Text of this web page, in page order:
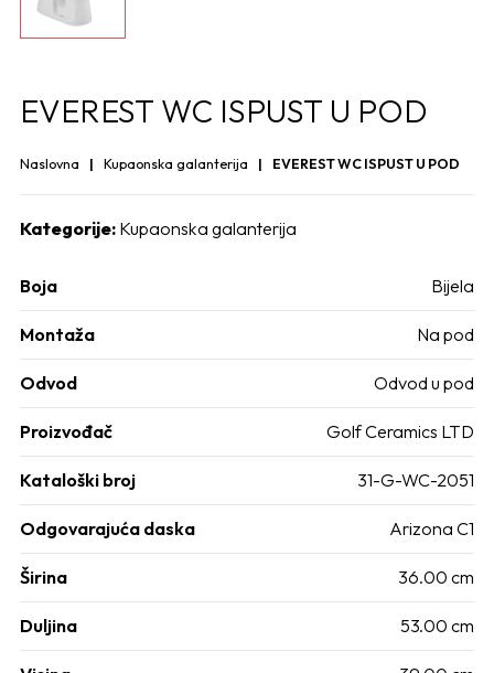
EVEREST WC ISPUST U POD
Naslovna Kupaonska galanterija EVEREST WC ISPUST U POD
Kategorije: Kupaonska galanterija
Boja Bijela
Montaža Na pod
Odvod Odvod u pod
Proizvođač Golf Ceramics LTD
Kataloški broj 31-G-WC-2051
Odgovarajuća daska Arizona C1
Širina 36.00 cm
Duljina 53.00 cm